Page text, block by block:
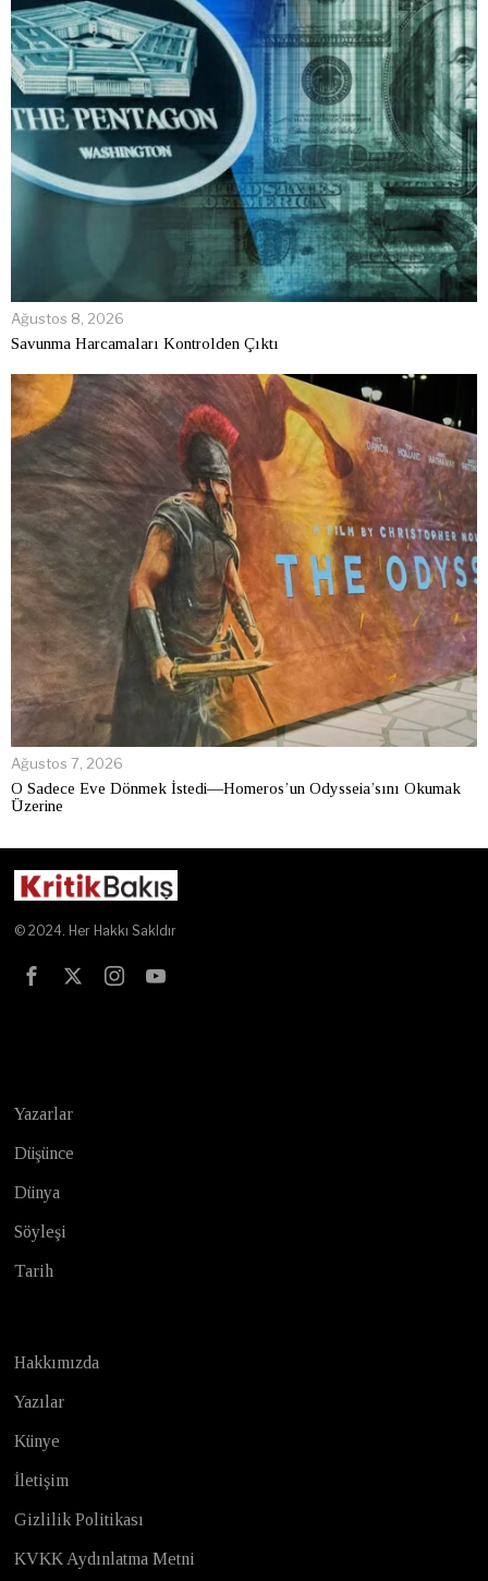
Ağustos 8, 2026
Savunma Harcamaları Kontrolden Çıktı
Ağustos 7, 2026
O Sadece Eve Dönmek İstedi—Homeros’un Odysseia’sını Okumak
Üzerine
© 2024. Her Hakkı Sakldır
Yazarlar
Düşünce
Dünya
Söyleşi
Tarih
Hakkımızda
Yazılar
Künye
İletişim
Gizlilik Politikası
KVKK Aydınlatma Metni